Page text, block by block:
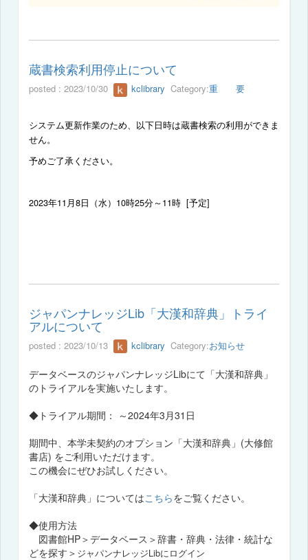
蔵書検索利用停止について
posted : 2023/10/30 kclibrary Category:重 要
システム更新作業のため、以下日時は蔵書検索の利用ができま
せん。
予めご了承ください。
2023年11 月8日（水） 10時25分～11時 [予定]
ジャパンナレッジLib「大漢和辞典」トライ
アルについて
posted : 2023/10/13 kclibrary Category:お知らせ
データベースのジャパンナレッジLibにて「大漢和辞典」
のトライアルを実施いたします。
◆トライアル期間： ～2024年3月31日
期間中、本学未契約のオプション「大漢和辞典」(大修館
書店) をご利用いただけます。
この機会にぜひお試しください。
「大漢和辞典」についてはこちらをご覧ください。
◆使用方法
図書館HP＞データベース＞辞書・辞典・法律・統計な
どを探す＞ ジャパンナレッジLibにログイン